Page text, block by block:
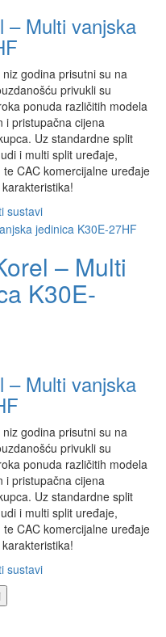
– Multi vanjska
godina prisutni su na
privukli su
ponuda različitih modela
i pristupačna cijena
Uz standardne split
i multi split uređaje,
CAC komercijalne uređaje
sustavi
– Multi
K30E-
– Multi vanjska
godina prisutni su na
privukli su
ponuda različitih modela
i pristupačna cijena
Uz standardne split
i multi split uređaje,
CAC komercijalne uređaje
sustavi